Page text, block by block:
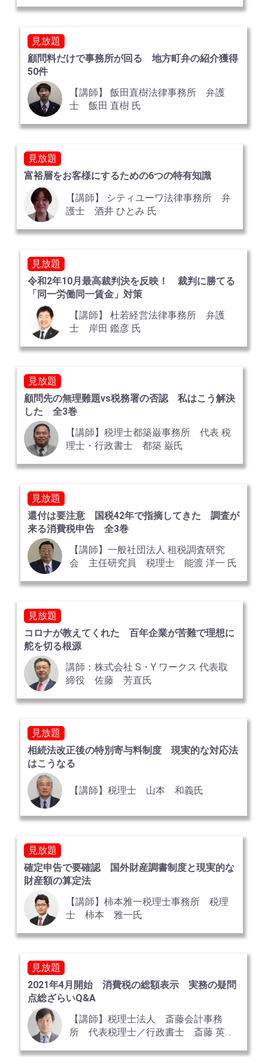
見放題
顧問料だけで事務所が回る 地方町弁の紹介獲得
50件
【講師】 飯田直樹法律事務所 弁護
士 飯田 直樹 氏
見放題
富裕層をお客様にするための6つの特有知識
【講師】 シティユーワ法律事務所 弁
護士 酒井 ひとみ 氏
見放題
令和2年10月最高裁判決を反映！ 裁判に勝てる
「同一労働同一賃金」対策
【講師】 杜若経営法律事務所 弁護
士 岸田 鑑彦 氏
見放題
顧問先の無理難題vs税務署の否認 私はこう解決
した 全3巻
【講師】税理士都築巌事務所 代表 税
理士・行政書士 都築 巌氏
見放題
還付は要注意 国税42年で指摘してきた 調査が
来る消費税申告 全3巻
【講師】一般社団法人 租税調査研究
会 主任研究員 税理士 能渡 洋一 氏
見放題
コロナが教えてくれた 百年企業が苦難で理想に
舵を切る根源
講師：株式会社 S・Y ワークス 代表取
締役 佐藤 芳直氏
見放題
相続法改正後の特別寄与料制度 現実的な対応法
はこうなる
【講師】税理士 山本 和義氏
見放題
確定申告で要確認 国外財産調書制度と現実的な
財産額の算定法
【講師】柿本雅一税理士事務所 税理
士 柿本 雅一氏
見放題
2021年4月開始 消費税の総額表示 実務の疑問
点総ざらいQ&A
【講師】税理士法人 斎藤会計事務
所 代表税理士／行政書士 斎藤 英一